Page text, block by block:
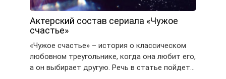
Актерский состав сериала «Чужое
счастье»
«Чужое счастье» – история о классическом
любовном треугольнике, когда она любит его,
а он выбирает другую. Речь в статье пойдет…